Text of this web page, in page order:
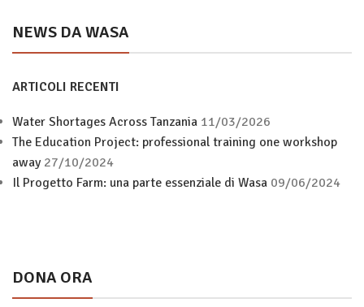
NEWS DA WASA
ARTICOLI RECENTI
Water Shortages Across Tanzania 11/03/2026
The Education Project: professional training one workshop
away 27/10/2024
Il Progetto Farm: una parte essenziale di Wasa 09/06/2024
DONA ORA